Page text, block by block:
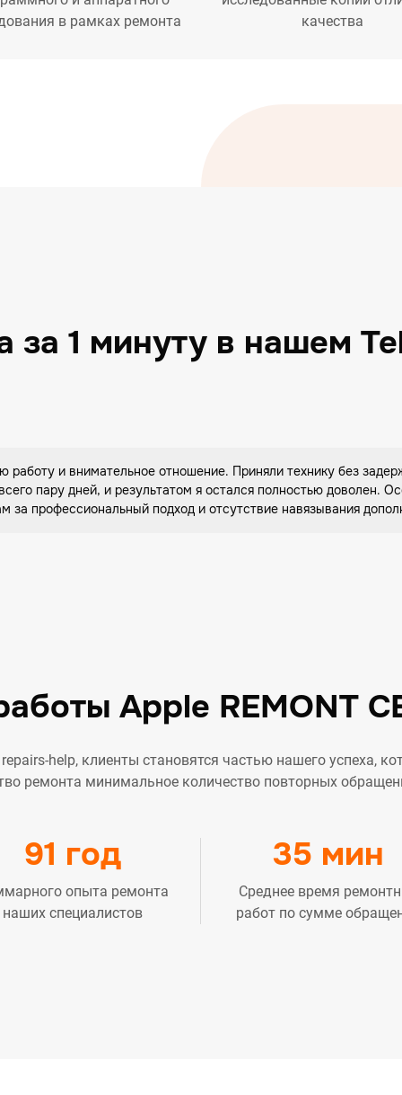
в рамках ремонта
качества
за 1 минуту в нашем
и внимательное отношение. Приняли технику без
пару дней, и результатом я остался полностью доволен.
профессиональный подход и отсутствие навязывания
Apple REMONT
help, клиенты становятся частью нашего успеха,
ремонта минимальное количество повторных
91 год
опыта ремонта
наших специалистов
35 мин
Среднее время
работ по сумме